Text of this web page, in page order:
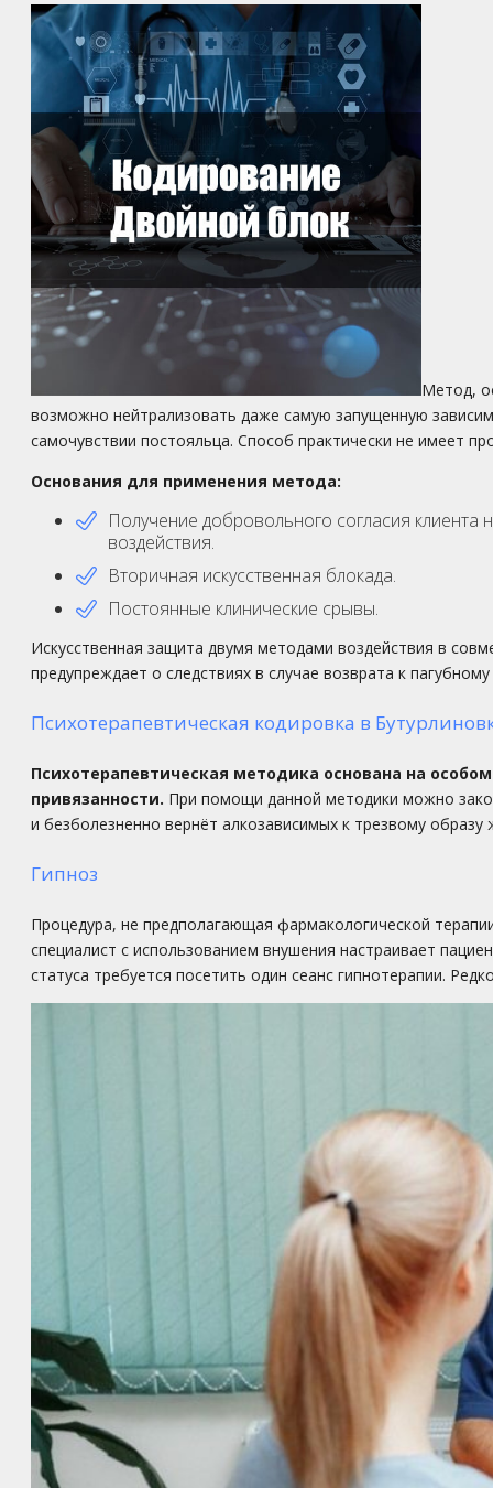
Метод,
возможно нейтрализовать даже самую запущенную
самочувствии постояльца. Способ практически не имеет
Основания для применения метода:
Получение добровольного согласия
воздействия.
Вторичная искусственная блокада.
Постоянные клинические срывы.
Искусственная защита двумя методами воздействия в
предупреждает о следствиях в случае возврата к
Психотерапевтическая кодировка в
Психотерапевтическая методика основана на
привязанности. При помощи данной методики можно
и безболезненно вернёт алкозависимых к трезвому образу
Гипноз
Процедура, не предполагающая фармакологической
специалист с использованием внушения настраивает
статуса требуется посетить один сеанс гипнотерапии.